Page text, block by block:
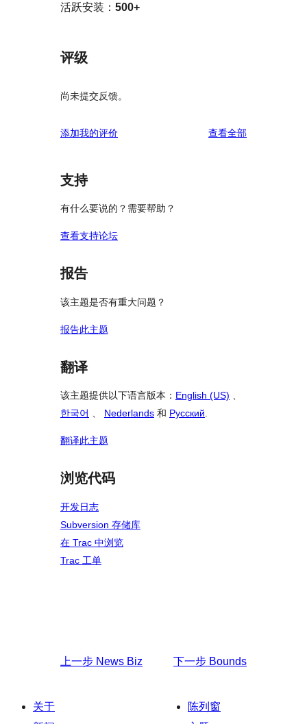
活跃安装： 500+
评级
尚未提交反馈。
添加我的评价 查看全部评
支持
有什么要说的？需要帮助？
查看支持论坛
报告
该主题是否有重大问题？
报告此主题
翻译
该主题提供以下语言版本： English (US) 、
한국어 、 Nederlands 和 Русский.
翻译此主题
浏览代码
开发日志
Subversion 存储库
在 Trac 中浏览
Trac 工单
上一步 News Biz 下一步 Bounds
关于
陈列窗